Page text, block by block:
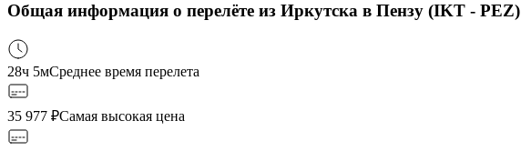
Общая информация о перелёте из Иркутска в Пензу (IKT - PEZ)
28ч 5мСреднее время перелета
35 977 ₽Самая высокая цена